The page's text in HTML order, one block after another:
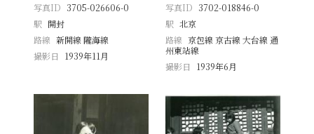
写真ID 3705-026606-0
駅 開封
路線 新開線 隴海線
撮影日
1939年11月
写真ID 3702-018846-0
駅 北京
路線 京包線 京古線 大台線 通
州東站線
撮影日
1939年6月